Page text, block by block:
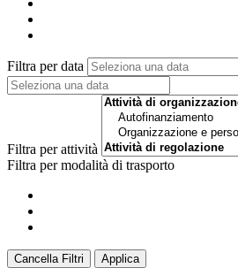
Filtra per data
Filtra per attività
Filtra per modalità di trasporto
Cancella Filtri Applica